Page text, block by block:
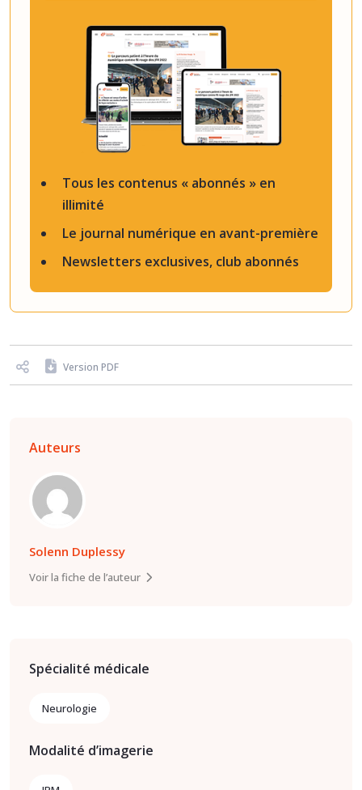
Tous les contenus « abonnés » en
illimité
Le journal numérique en avant-première
Newsletters exclusives, club abonnés
Version PDF
Auteurs
Solenn Duplessy
Voir la fiche de l’auteur
Spécialité médicale
Neurologie
Modalité d’imagerie